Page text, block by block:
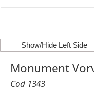
Show/Hide Left Side
Monument
Cod 1343